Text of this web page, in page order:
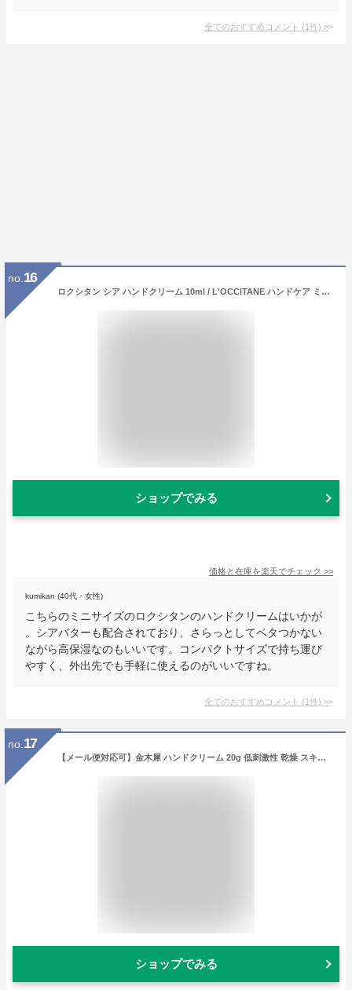
全てのおすすめコメント (1件) >
no. 16
ロクシタン シア ハンドクリーム 10ml / L'OCCITANE ハンドケア ミニ 保湿 シアバター 匂い 香り
ショップでみる
価格と在庫を楽天でチェック >>
kumikan (40代・女性)
こちらのミニサイズのロクシタンのハンドクリームはいかが
。シアバターも配合されており、さらっとしてベタつかない
ながら高保湿なのもいいです。コンパクトサイズで持ち運び
やすく、外出先でも手軽に使えるのがいいですね。
全てのおすすめコメント (1件) >
no. 17
【メール便対応可】金木犀 ハンドクリーム 20g 低刺激性 乾燥 スキンケア 手荒れ 生活雑貨 ヘルスケア コスメ ハンドケア 手肌 お手入れ 日用品 雑貨小物 ギフト プレゼント プチギフト 贈り物 贈答品 粗品 景品 ノベルティ 販促 お礼 お返し ご挨拶 退職 お配り ばらまき
ショップでみる